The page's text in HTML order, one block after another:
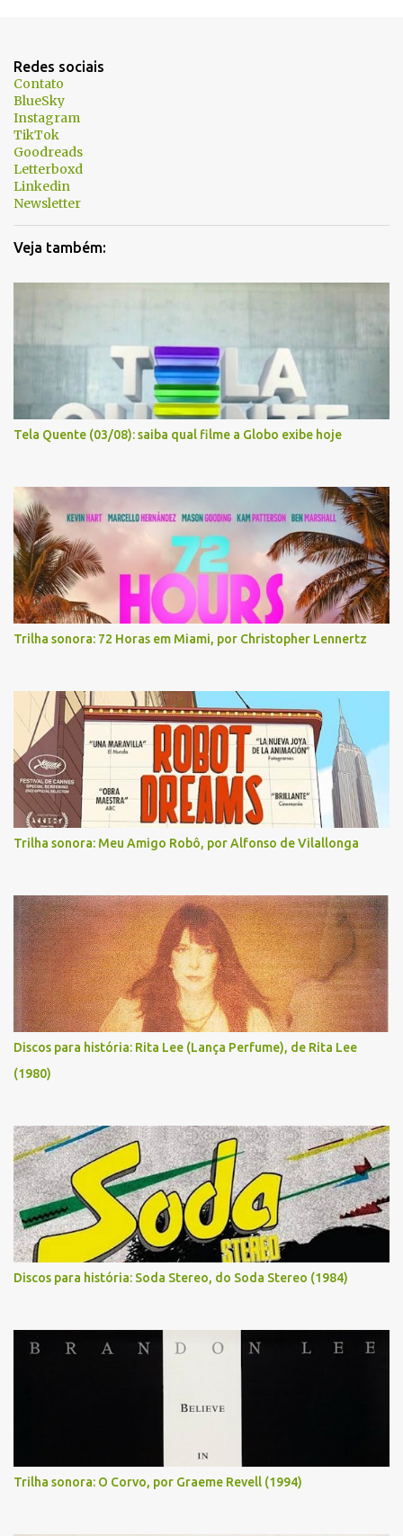
á
r
i
o
s
Redes sociais
Contato
BlueSky
Instagram
TikTok
Goodreads
Letterboxd
Linkedin
Newsletter
Veja também:
Tela Quente (03/08): saiba qual filme a Globo exibe hoje
Trilha sonora: 72 Horas em Miami, por Christopher Lennertz
Trilha sonora: Meu Amigo Robô, por Alfonso de Vilallonga
Discos para história: Rita Lee (Lança Perfume), de Rita Lee
(1980)
Discos para história: Soda Stereo, do Soda Stereo (1984)
Trilha sonora: O Corvo, por Graeme Revell (1994)